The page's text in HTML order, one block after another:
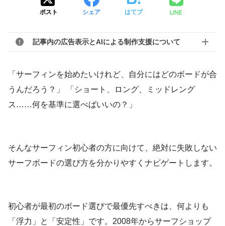
ポスト シェア はてブ LINE
記事内の広告表示とAIによる制作支援について
「サーフィンを始めたいけれど、自分にはどのボードが合
うんだろう？」 「ショート、ロング、ミッドレング
ス……何を基準に選べばいいの？」
そんなサーフィン初心者の方に向けて、絶対に失敗しない
サーフボードの選び方を分かりやすくナビゲートします。
初心者が最初のボード選びで最優先すべきは、何よりも
「浮力」と「安定性」です。2008年からサーフショップ